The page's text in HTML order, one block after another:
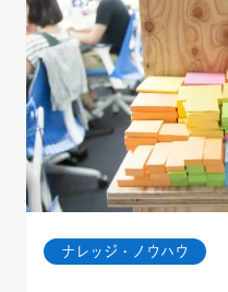
ナレッジ・ノウハウ